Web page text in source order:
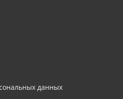
данных